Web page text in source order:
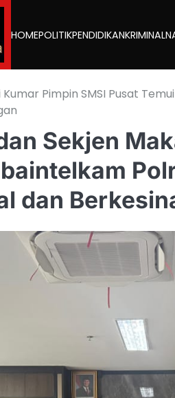
HOMEPOLITIKPENDIDIKANKRIMINAL
Pimpin SMSI Pusat
Sekjen
dan